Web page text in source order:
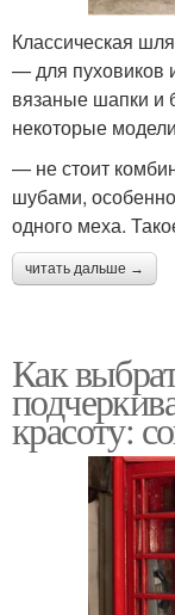
Классическая
— для пуховиков
вязаные шапки и
некоторые
— не стоит
шубами,
одного меха.
читать дальше →
Как
красоту: